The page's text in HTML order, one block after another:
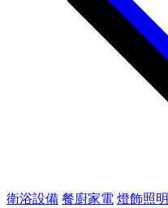
衛浴設備 餐廚家電 燈飾照明